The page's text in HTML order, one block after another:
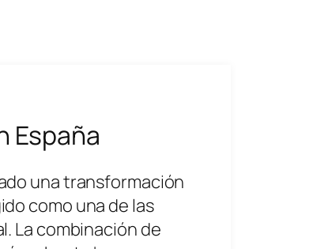
España
una transformación
como una de las
La combinación de